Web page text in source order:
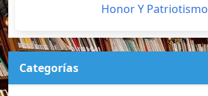
Honor Y Patriotismo
Categorías